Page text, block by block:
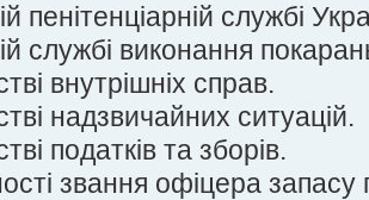
пенітенціарній службі
службі виконання
внутрішніх справ.
надзвичайних ситуацій.
податків та зборів.
звання офіцера